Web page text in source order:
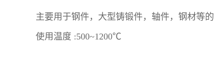
主要用于钢件，大型铸锻件，轴件，钢材等
使用温度 :500~1200℃